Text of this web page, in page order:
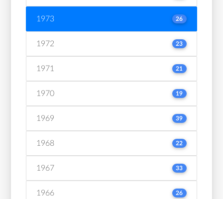
1973 26
1972 23
1971 21
1970 19
1969 39
1968 22
1967 33
1966 26